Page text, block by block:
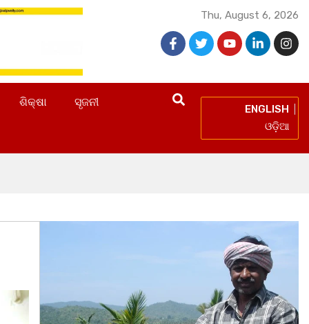
Thu, August 6, 2026
ଶିକ୍ଷା ସୃଜନୀ
ENGLISH
ଓଡ଼ିଆ